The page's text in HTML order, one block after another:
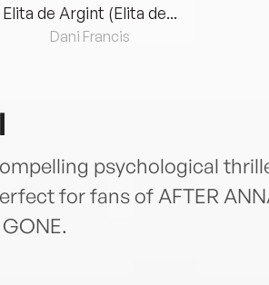
Elita de Argint (Elita de...
Dani Francis
psychological
for fans of AFTER